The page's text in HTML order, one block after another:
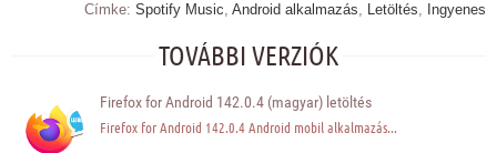
Címke: Spotify Music, Android alkalmazás, Letöltés, Ingyenes
TOVÁBBI VERZIÓK
Firefox for Android 142.0.4 (magyar) letöltés
Firefox for Android 142.0.4 Android mobil alkalmazás...